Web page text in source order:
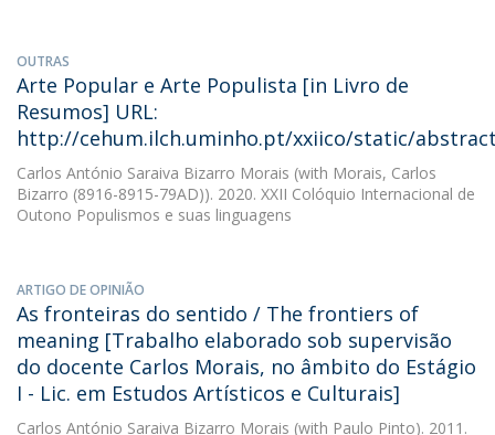
OUTRAS
Arte Popular e Arte Populista [in Livro de
Resumos] URL:
http://cehum.ilch.uminho.pt/xxiico/static/
Carlos António Saraiva Bizarro Morais (with Morais, Carlos
Bizarro (8916-8915-79AD)). 2020. XXII Colóquio Internacional de
Outono Populismos e suas linguagens
ARTIGO DE OPINIÃO
As fronteiras do sentido / The frontiers of
meaning [Trabalho elaborado sob supervisão
do docente Carlos Morais, no âmbito do Estágio
I - Lic. em Estudos Artísticos e Culturais]
Carlos António Saraiva Bizarro Morais (with Paulo Pinto). 2011.